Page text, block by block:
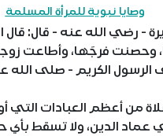
وصايا نبوية للمرأة المسلمة
رضي الله عنه - قال: قال
فرجَها، وأطاعت
الكريم - صلى الله
من أعظم العبادات
الدين، ولا تسقط بأي